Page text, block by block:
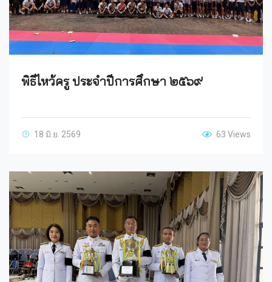
พิธีไหว้ครู ประจำปีการศึกษา ๒๕๖๙
18 มิ.ย. 2569 63 Views